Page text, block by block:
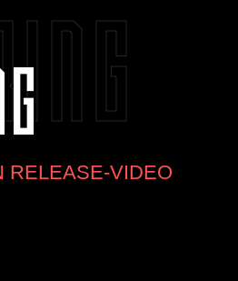
RELEASE-VIDEO